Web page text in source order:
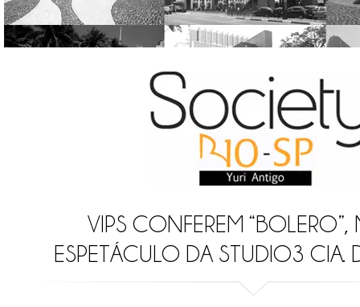
VIPS CONFEREM
ESPETÁCULO DA STUDIO3 CIA.